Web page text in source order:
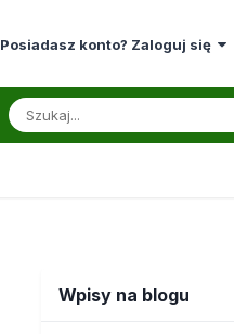
Posiadasz konto? Zaloguj się
Wpisy na blogu